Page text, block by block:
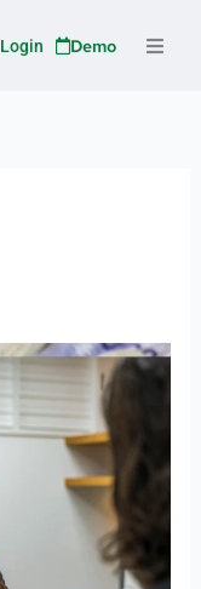
Login Demo